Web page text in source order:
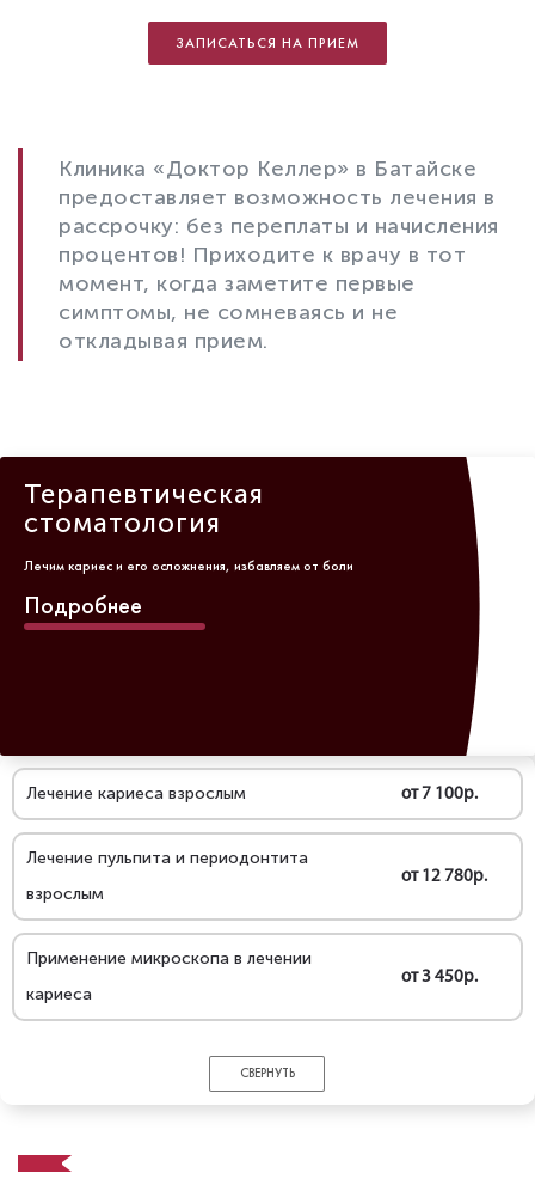
ЗАПИСАТЬСЯ НА ПРИЕМ
Клиника «Доктор Келлер» в Батайске
предоставляет возможность лечения в
рассрочку: без переплаты и начисления
процентов! Приходите к врачу в тот
момент, когда заметите первые
симптомы, не сомневаясь и не
откладывая прием.
Терапевтическая
стоматология
Лечим кариес и его осложнения, избавляем от боли
Подробнее
Лечение кариеса взрослым от 7 100р.
Лечение пульпита и периодонтита
взрослым
от 12 780р.
Применение микроскопа в лечении
кариеса
от 3 450р.
СВЕРНУТЬ